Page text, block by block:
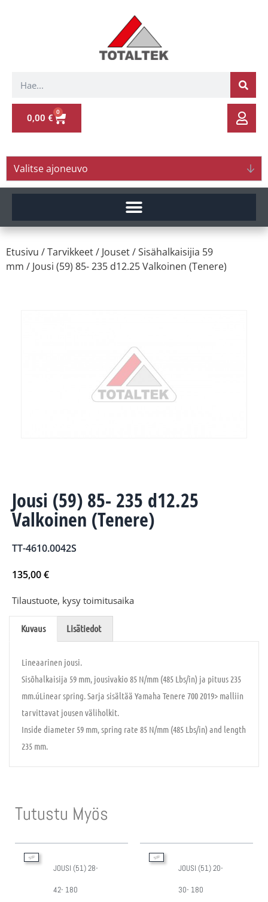
0,00 €
0
Valitse ajoneuvo
Etusivu /Tarvikkeet/ Jouset/Sisähalkaisijia 59
mm / Jousi (59) 85- 235 d12.25 Valkoinen (Tenere)
Jousi (59) 85- 235 d12.25
Valkoinen (Tenere)
TT-4610.0042S
135,00€
Tilaustuote, kysy toimitusaika
Kuvaus Lisätiedot
Lineaarinen jousi.
Sisõhalkaisija 59 mm, jousivakio 85 N/mm (485 Lbs/in) ja pituus 235
mm.úLinear spring. Sarja sisältää Yamaha Tenere 700 2019> malliin
tarvittavat jousen väliholkit.
Inside diameter 59 mm, spring rate 85 N/mm (485 Lbs/in) and length
235 mm.
Tutustu Myös
JOUSI (51) 28-
42- 180
JOUSI (51) 20-
30- 180